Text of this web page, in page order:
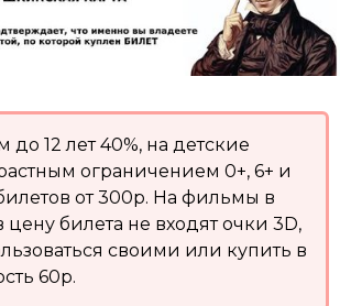
до 12 лет 40%, на детские
ограничением 0+, 6+ и
от 300р. На фильмы в
цену билета не входят очки 3D,
своими или купить в
60р.